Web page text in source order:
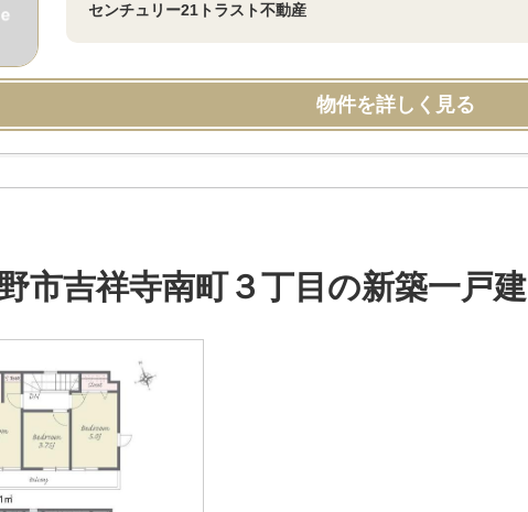
センチュリー21トラスト不動産
物件を詳しく見る
市吉祥寺南町３丁目の新築一戸建